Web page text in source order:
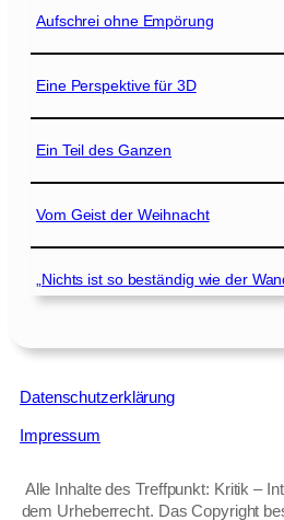
Aufschrei ohne Empörung
Eine Perspektive für 3D
Ein Teil des Ganzen
Vom Geist der Weihnacht
„Nichts ist so beständig wie der
Datenschutzerklärung
Impressum
Alle Inhalte des Treffpunkt: Kritik –
dem Urheberrecht. Das Copyright